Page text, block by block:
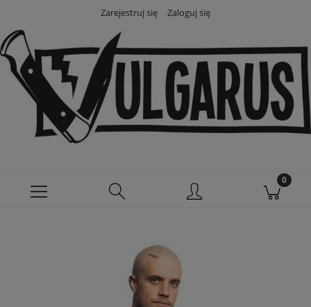
Zarejestruj się Zaloguj się